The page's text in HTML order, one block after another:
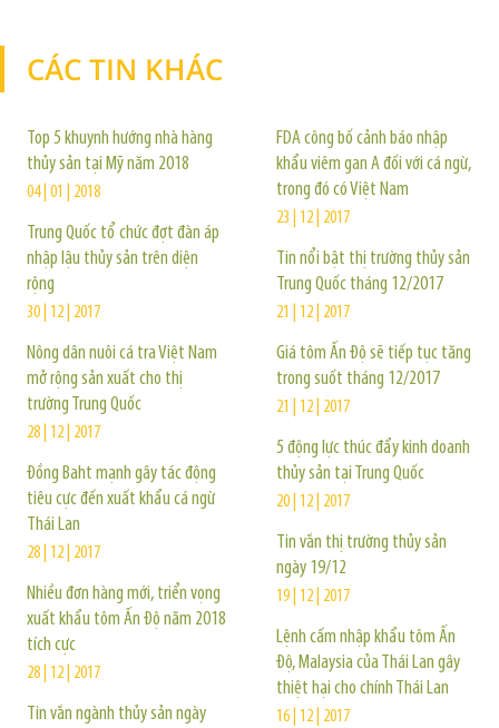
CÁC TIN KHÁC
Top 5 khuynh hướng nhà hàng
thủy sản tại Mỹ năm 2018
04 | 01 | 2018
Trung Quốc tổ chức đợt đàn áp
nhập lậu thủy sản trên diện
rộng
30 | 12 | 2017
Nông dân nuôi cá tra Việt Nam
mở rộng sản xuất cho thị
trường Trung Quốc
28 | 12 | 2017
Đồng Baht mạnh gây tác động
tiêu cực đến xuất khẩu cá ngừ
Thái Lan
28 | 12 | 2017
Nhiều đơn hàng mới, triển vọng
xuất khẩu tôm Ấn Độ năm 2018
tích cực
28 | 12 | 2017
Tin vắn ngành thủy sản ngày
FDA công bố cảnh báo nhập
khẩu viêm gan A đối với cá ngừ,
trong đó có Việt Nam
23 | 12 | 2017
Tin nổi bật thị trường thủy sản
Trung Quốc tháng 12/2017
21 | 12 | 2017
Giá tôm Ấn Độ sẽ tiếp tục tăng
trong suốt tháng 12/2017
21 | 12 | 2017
5 động lực thúc đẩy kinh doanh
thủy sản tại Trung Quốc
20 | 12 | 2017
Tin vắn thị trường thủy sản
ngày 19/12
19 | 12 | 2017
Lệnh cấm nhập khẩu tôm Ấn
Độ, Malaysia của Thái Lan gây
thiệt hại cho chính Thái Lan
16 | 12 | 2017